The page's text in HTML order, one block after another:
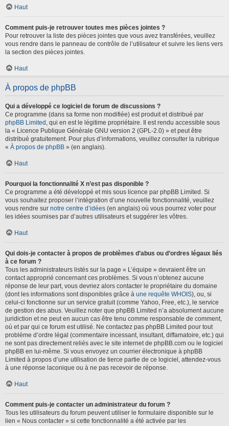
Haut
Comment puis-je retrouver toutes mes pièces jointes ?
Pour retrouver la liste des pièces jointes que vous avez transférées, veuillez
vous rendre dans le panneau de contrôle de l’utilisateur et suivre les liens vers
la section des pièces jointes.
Haut
À propos de phpBB
Qui a développé ce logiciel de forum de discussions ?
Ce programme (dans sa forme non modifiée) est produit et distribué par
phpBB Limited , qui en est le légitime propriétaire. Il est rendu accessible sous
la « Licence Publique Générale GNU version 2 (GPL-2.0) » et peut être
distribué gratuitement. Pour plus d’informations, veuillez consulter la rubrique
« À propos de phpBB » (en anglais).
Haut
Pourquoi la fonctionnalité X n’est pas disponible ?
Ce programme a été développé et mis sous licence par phpBB Limited. Si
vous souhaitez proposer l’intégration d’une nouvelle fonctionnalité, veuillez
vous rendre sur notre centre d’idées (en anglais) où vous pourrez voter pour
les idées soumises par d’autres utilisateurs et suggérer les vôtres.
Haut
Qui dois-je contacter à propos de problèmes d’abus ou d’ordres légaux liés
à ce forum ?
Tous les administrateurs listés sur la page « L’équipe » devraient être un
contact approprié concernant ces problèmes. Si vous n’obtenez aucune
réponse de leur part, vous devriez alors contacter le propriétaire du domaine
(dont les informations sont disponibles grâce à une requête WHOIS), ou, si
celui-ci fonctionne sur un service gratuit (comme Yahoo, Free, etc.), le service
de gestion des abus. Veuillez noter que phpBB Limited n’a absolument aucune
juridiction et ne peut en aucun cas être tenu comme responsable de comment,
où et par qui ce forum est utilisé. Ne contactez pas phpBB Limited pour tout
problème d’ordre légal (commentaire incessant, insultant, diffamatoire, etc.) qui
ne sont pas directement reliés avec le site internet de phpBB.com ou le logiciel
phpBB en lui-même. Si vous envoyez un courrier électronique à phpBB
Limited à propos d’une utilisation de tierce partie de ce logiciel, attendez-vous
à une réponse laconique ou à ne pas recevoir de réponse.
Haut
Comment puis-je contacter un administrateur du forum ?
Tous les utilisateurs du forum peuvent utiliser le formulaire disponible sur le
lien « Nous contacter » si cette fonctionnalité a été activée par les